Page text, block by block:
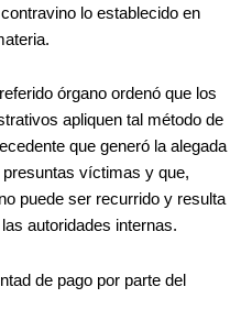
lo establecido en
órgano ordenó que los
apliquen tal método de
que generó la alegada
víctimas y que,
puede ser recurrido y resulta
autoridades internas.
de pago por parte del